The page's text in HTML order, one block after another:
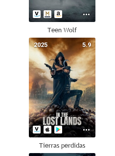
Teen Wolf
5.9
2025
Tierras perdidas